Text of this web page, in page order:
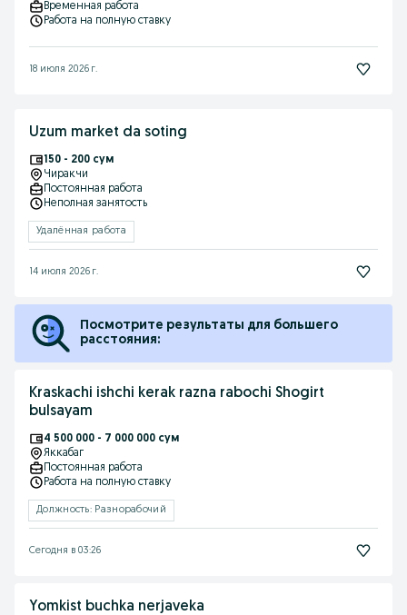
Временная работа
Работа на полную ставку
18 июля 2026 г.
Uzum market da soting
150 - 200 сум
Чиракчи
Постоянная работа
Неполная занятость
Удалённая работа
14 июля 2026 г.
Посмотрите результаты для большего
расстояния:
Kraskachi ishchi kerak razna rabochi Shogirt
bulsayam
4 500 000 - 7 000 000 сум
Яккабаг
Постоянная работа
Работа на полную ставку
Должность: Разнорабочий
Сегодня в 03:26
Yomkist buchka nerjaveka